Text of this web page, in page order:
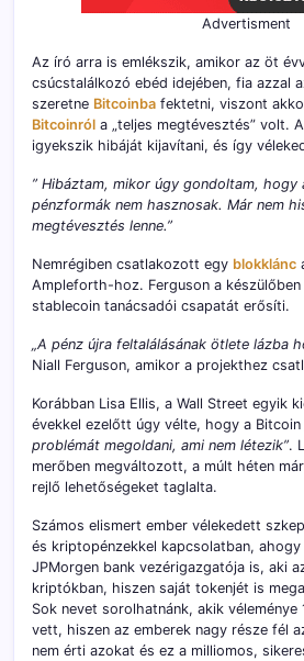
Advertisment
Az író arra is emlékszik, amikor az öt
csúcstalálkozó ebéd idejében, fia azzal
szeretne Bitcoinba fektetni, viszont
Bitcoinról a „teljes megtévesztés” volt.
igyekszik hibáját kijavítani, és így
” Hibáztam, mikor úgy gondoltam, hogy
pénzformák nem hasznosak. Már nem
megtévesztés lenne.”
Nemrégiben csatlakozott egy blokklánc
Ampleforth-hoz. Ferguson a
stablecoin tanácsadói csapatát erősíti.
„A pénz újra feltalálásának ötlete lázba
Niall Ferguson, amikor a projekthez
Korábban Lisa Ellis, a Wall Street egyik
évekkel ezelőtt úgy vélte, hogy a Bitcoin
problémát megoldani, ami nem létezik”.
merőben megváltozott, a múlt héten
rejlő lehetőségeket taglalta.
Számos elismert ember vélekedett
és kriptopénzekkel kapcsolatban, ahogy
JPMorgen bank vezérigazgatója is, aki
kriptókban, hiszen saját tokenjét is
Sok nevet sorolhatnánk, akik
vett, hiszen az emberek nagy része fél
nem érti azokat és ez a milliomos,